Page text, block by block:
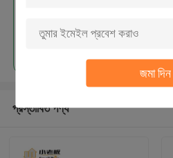
জমা দিন
চালিয়ে
প্রস্তাবিত পণ্য